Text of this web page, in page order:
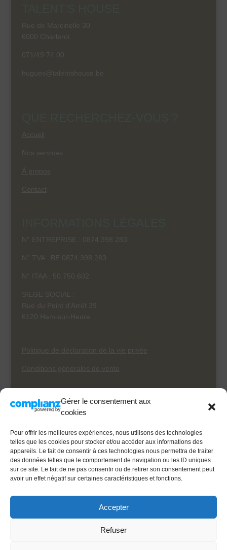
Gérer le consentement aux
cookies
Pour offrir les meilleures expériences, nous utilisons des technologies
telles que les cookies pour stocker et/ou accéder aux informations des
appareils. Le fait de consentir à ces technologies nous permettra de traiter
des données telles que le comportement de navigation ou les ID uniques
sur ce site. Le fait de ne pas consentir ou de retirer son consentement peut
avoir un effet négatif sur certaines caractéristiques et fonctions.
Accepter
Refuser
Rue de Marcinelle 30
6000 Charleroi
071/49 74 00
hugues@talentshouse.be
Accueil
Nos services
À propos
Contact
N° ENTREPRISE : 0874.398.283
N° TVA : BE 0874.398.283
N° ITAA : 50.750.602
SIEGE SOCIAL :
Rue du Point d'Arrêt 39
6120 Ham-sur-Heure
Politique de déclaration de la vie privée
Conditions générales de vente
« Les experts-comptables et les conseillers fiscaux
continuellement afin de maintenir au plus haut niveau
leur compétence professionnelle. Ils doivent être
indépendants et intègres. Ils doivent respecter le secret
professionnel. Ils sont supervisés par l’ITAA et doivent
répondre devant des instances disciplinaires
Voir la déontologie del’IEC